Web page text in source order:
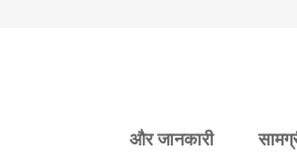
और जानकारी